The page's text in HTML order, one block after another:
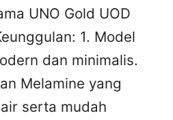
UNO Gold UOD
1. Model
dan minimalis.
Melamine yang
serta mudah